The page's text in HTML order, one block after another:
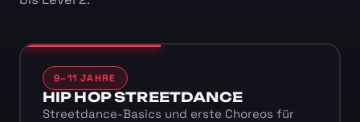
9–11 JAHRE
HIP HOP STREETDANCE
Streetdance-Basics und erste Choreos für